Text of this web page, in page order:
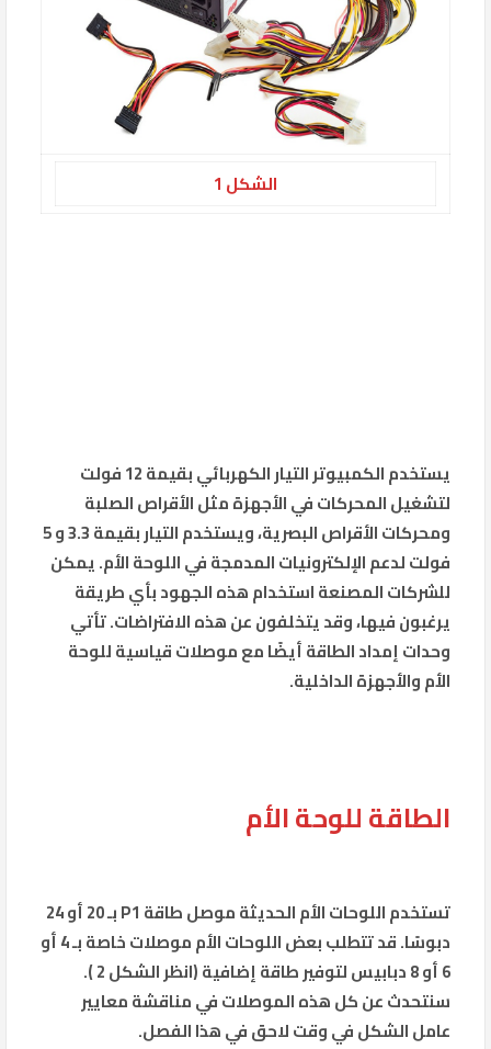
الشكل 1
يستخدم الكمبيوتر التيار الكهربائي بقيمة 12 فولت
لتشغيل المحركات في الأجهزة مثل الأقراص الصلبة
ومحركات الأقراص البصرية، ويستخدم التيار بقيمة 3.3 و 5
فولت لدعم الإلكترونيات المدمجة في اللوحة الأم. يمكن
للشركات المصنعة استخدام هذه الجهود بأي طريقة
يرغبون فيها، وقد يتخلفون عن هذه الافتراضات. تأتي
وحدات إمداد الطاقة أيضًا مع موصلات قياسية للوحة
الأم والأجهزة الداخلية.
الطاقة للوحة الأم
تستخدم اللوحات الأم الحديثة موصل طاقة P1 بـ 20 أو 24
دبوسًا. قد تتطلب بعض اللوحات الأم موصلات خاصة بـ 4 أو
6 أو 8 دبابيس لتوفير طاقة إضافية (انظر الشكل 2 ).
سنتحدث عن كل هذه الموصلات في مناقشة معايير
عامل الشكل في وقت لاحق في هذا الفصل.